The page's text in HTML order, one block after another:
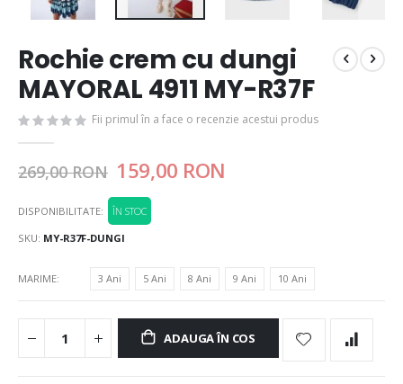
Rochie crem cu dungi
MAYORAL 4911 MY-R37F
Fii primul în a face o recenzie acestui produs
269,00 RON 159,00 RON
DISPONIBILITATE:
ÎN STOC
SKU MY-R37F-DUNGI
MARIME 3 Ani 5 Ani 8 Ani 9 Ani 10 Ani
ADAUGA ÎN COS